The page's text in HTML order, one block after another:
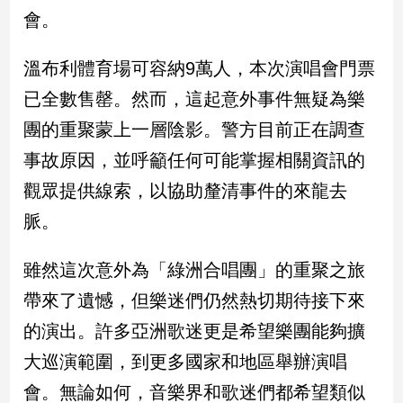
觀
點
娛
樂
娛
星
聞
行/
時
尚
追
會。
溫布利體育場可容納9萬人，本次演唱會門票
已全數售罄。然而，這起意外事件無疑為樂
團的重聚蒙上一層陰影。警方目前正在調查
事故原因，並呼籲任何可能掌握相關資訊的
觀眾提供線索，以協助釐清事件的來龍去
脈。
雖然這次意外為「綠洲合唱團」的重聚之旅
帶來了遺憾，但樂迷們仍然熱切期待接下來
的演出。許多亞洲歌迷更是希望樂團能夠擴
大巡演範圍，到更多國家和地區舉辦演唱
會。無論如何，音樂界和歌迷們都希望類似